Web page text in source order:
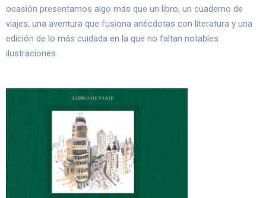
ocasión presentamos algo más que un libro, un cuaderno de
viajes, una aventura que fusiona anécdotas con literatura y una
edición de lo más cuidada en la que no faltan notables
ilustraciones.